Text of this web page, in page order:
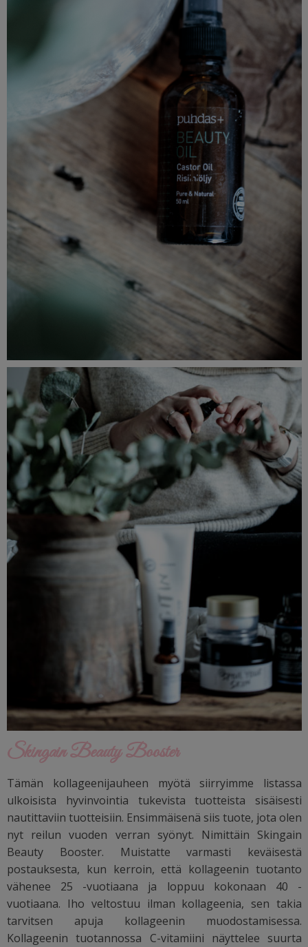
Skingain Beauty Booster
Tämän kollageenijauheen myötä siirryimme listassa
ulkoisista hyvinvointia tukevista tuotteista sisäisesti
nautittaviin tuotteisiin. Ensimmäisenä siis tuote, jota olen
nyt reilun vuoden verran syönyt. Nimittäin Skingain
Beauty Booster. Muistatte varmasti keväisestä
postauksesta, kun kerroin, että kollageenin tuotanto
vähenee 25 -vuotiaana ja loppuu kokonaan 40 -
vuotiaana. Iho veltostuu ilman kollageenia, sen takia
tarvitsen apuja kollageenin muodostamisessa.
Kollageenin tuotannossa C-vitamiini näyttelee suurta